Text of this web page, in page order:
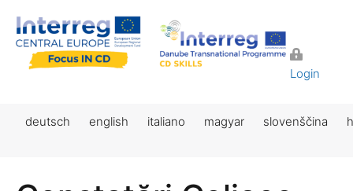
Login
deutsch english italiano magyar slovenščina